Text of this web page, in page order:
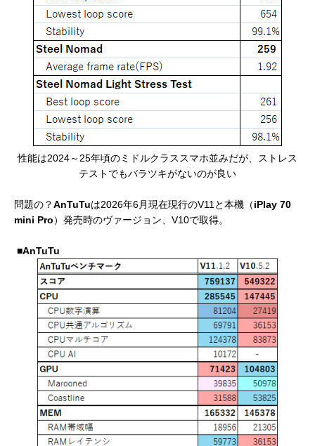
性能は2024～25年頃のミドルクラススマホ並みだが、ストレス
テストでもバラツキがないのが良い
問題の？AnTuTuは2026年6月現在現行のV11と本機（iPlay 70
mini Pro）発売時のヴァージョン、V10で取得。
■AnTuTu